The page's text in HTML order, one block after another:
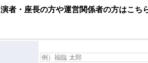
演者・座長の方や運営関係者の方はこち